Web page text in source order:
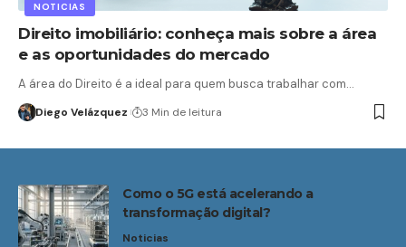
NOTICIAS
Direito imobiliário: conheça mais sobre a área
e as oportunidades do mercado
A área do Direito é a ideal para quem busca trabalhar com…
Diego Velázquez 3 Min de leitura
Como o 5G está acelerando a
transformação digital?
Noticias